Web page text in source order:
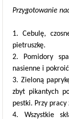
Przygotowanie
1. Cebulę,
pietruszkę.
2. Pomidory
nasienne i
3. Zieloną
zbyt pikantych
pestki. Przy
4. Wszystkie